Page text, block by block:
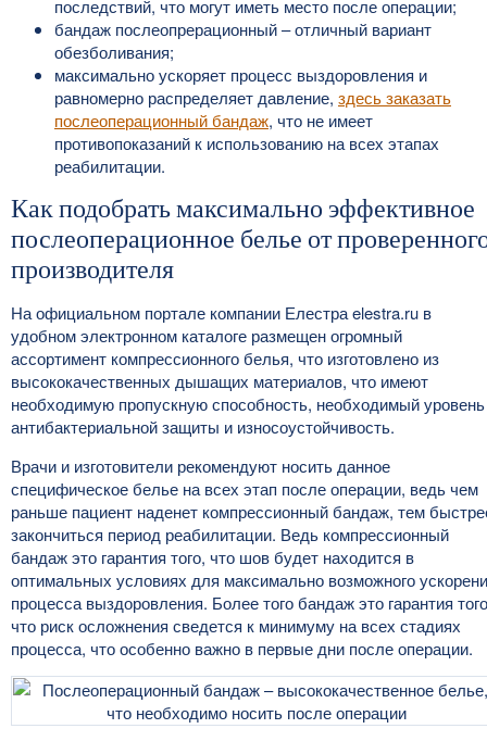
последствий, что могут иметь место после операции;
бандаж послеопрерационный – отличный вариант
обезболивания;
максимально ускоряет процесс выздоровления и
равномерно распределяет давление, здесь заказать
послеоперационный бандаж, что не имеет
противопоказаний к использованию на всех этапах
реабилитации.
Как подобрать максимально эффективное
послеоперационное белье от
производителя
На официальном портале компании Елестра elestra.ru в
удобном электронном каталоге размещен огромный
ассортимент компрессионного белья, что изготовлено из
высококачественных дышащих материалов, что имеют
необходимую пропускную способность, необходимый уровень
антибактериальной защиты и износоустойчивость.
Врачи и изготовители рекомендуют носить данное
специфическое белье на всех этап после операции, ведь чем
раньше пациент наденет компрессионный бандаж, тем
закончиться период реабилитации. Ведь компрессионный
бандаж это гарантия того, что шов будет находится в
оптимальных условиях для максимально возможного
процесса выздоровления. Более того бандаж это гарантия
что риск осложнения сведется к минимуму на всех стадиях
процесса, что особенно важно в первые дни после операции.